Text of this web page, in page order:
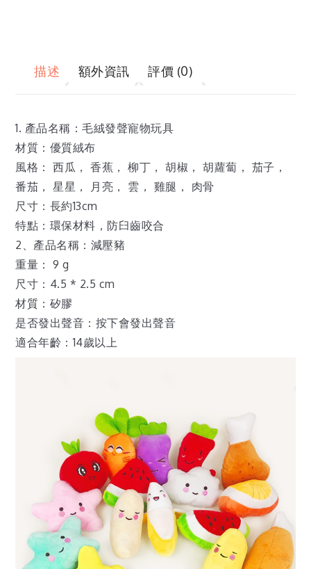
描述 額外資訊 評價 (0)
1. 產品名稱：毛絨發聲寵物玩具
材質：優質絨布
風格： 西瓜， 香蕉， 柳丁， 胡椒， 胡蘿蔔， 茄子，
番茄， 星星， 月亮， 雲， 雞腿， 肉骨
尺寸：長約13cm
特點：環保材料，防臼齒咬合
2、產品名稱：減壓豬
重量： 9 g
尺寸：4.5 * 2.5 cm
材質：矽膠
是否發出聲音：按下會發出聲音
適合年齡：14歲以上